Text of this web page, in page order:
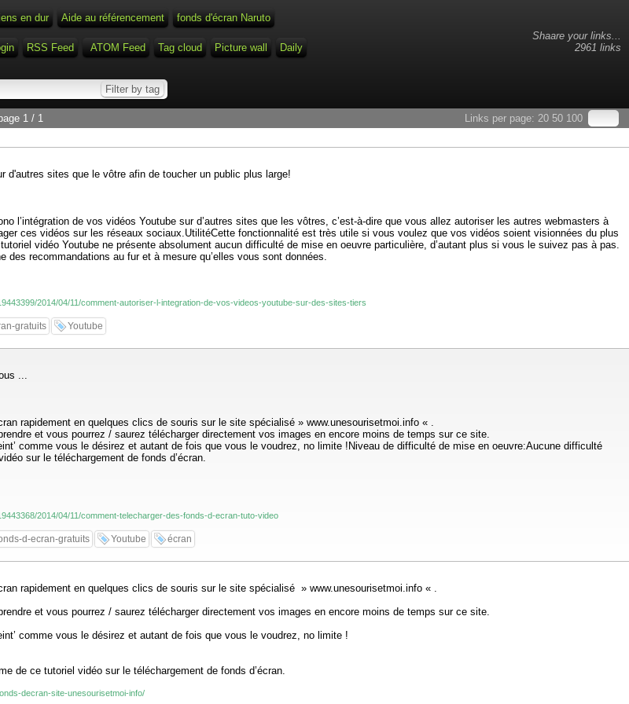
en dur Aide au référencement
fonds d'écran Naruto
Shaare your links...
2961 links
RSS Feed ATOM Feed Tag cloud Picture wall Daily
Links per page: 20 50 100
1 / 1
sites que le vôtre afin de toucher un public plus large!
l’intégration de vos vidéos Youtube sur d’autres sites que les vôtres, c’est-à-dire que vous allez autoriser les autres webmasters à
ces vidéos sur les réseaux sociaux.UtilitéCette fonctionnalité est très utile si vous voulez que vos vidéos soient visionnées du plus
vidéo Youtube ne présente absolument aucun difficulté de mise en oeuvre particulière, d’autant plus si vous le suivez pas à pas.
des recommandations au fur et à mesure qu’elles vous sont données.
2014/04/11/comment-autoriser-l-integration-de-vos-videos-youtube-sur-des-sites-tiers
gratuits Youtube
...
rapidement en quelques clics de souris sur le site spécialisé » www.unesourisetmoi.info « .
et vous pourrez / saurez télécharger directement vos images en encore moins de temps sur ce site.
comme vous le désirez et autant de fois que vous le voudrez, no limite !Niveau de difficulté de mise en oeuvre:Aucune difficulté
sur le téléchargement de fonds d’écran.
2014/04/11/comment-telecharger-des-fonds-d-ecran-tuto-video
d-ecran-gratuits Youtube écran
rapidement en quelques clics de souris sur le site spécialisé » www.unesourisetmoi.info « .
et vous pourrez / saurez télécharger directement vos images en encore moins de temps sur ce site.
comme vous le désirez et autant de fois que vous le voudrez, no limite !
de ce tutoriel vidéo sur le téléchargement de fonds d’écran.
decran-site-unesourisetmoi-info/